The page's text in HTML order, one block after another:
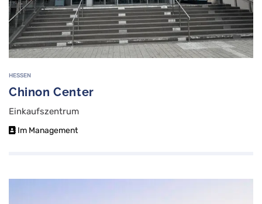
HESSEN
Chinon Center
Einkaufszentrum
Im Management